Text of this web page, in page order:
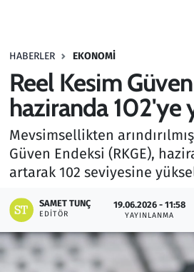
HABERLER EKONOMI
Reel Kesim
haziranda 102'ye
Mevsimsellikten
Güven Endeksi (RKGE),
artarak 102 seviyesine
SAMET TUNÇ
EDITÖR
19.06.2026 - 11:58
YAYINLANMA
Haber
Kültür Sanat
Kurumsal Haberler
Lezzet Durağı
Memur ve Kamu
Otomobil